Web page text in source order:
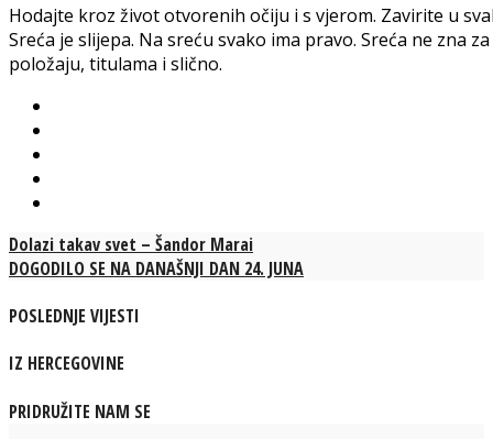
Hodajte kroz život otvorenih očiju i s vjerom. Zavirite u
Sreća je slijepa. Na sreću svako ima pravo. Sreća ne zna
položaju, titulama i slično.
Dolazi takav svet – Šandor Marai
DOGODILO SE NA DANAŠNJI DAN 24. JUNA
POSLEDNJE VIJESTI
IZ HERCEGOVINE
PRIDRUŽITE NAM SE